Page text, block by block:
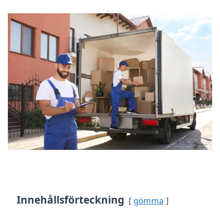
Innehållsförteckning gömma